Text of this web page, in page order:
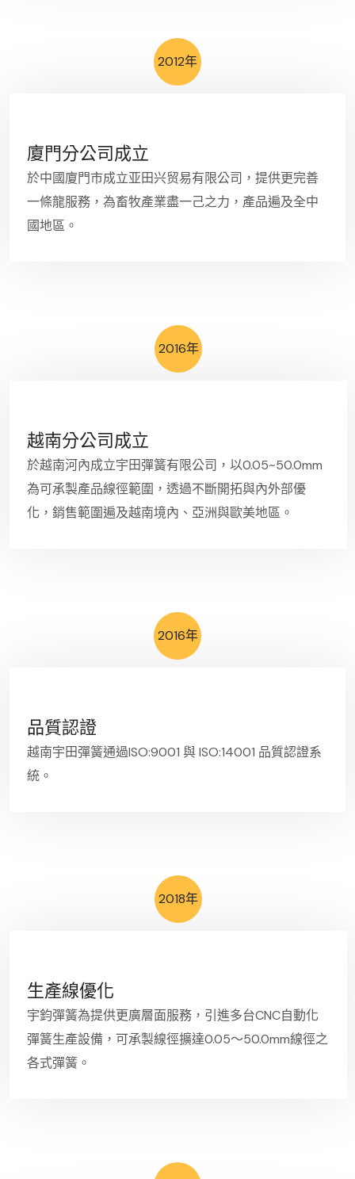
2012年
廈門分公司成立
於中國廈門市成立亚田兴贸易有限公司，提供更完善
一條龍服務，為畜牧產業盡一己之力，產品遍及全中
國地區。
2016年
越南分公司成立
於越南河內成立宇田彈簧有限公司，以0.05~50.0mm
為可承製產品線徑範圍，透過不斷開拓與內外部優
化，銷售範圍遍及越南境內、亞洲與歐美地區。
2016年
品質認證
越南宇田彈簧通過ISO:9001 與 ISO:14001 品質認證系
統。
2018年
生產線優化
宇鈞彈簧為提供更廣層面服務，引進多台CNC自動化
彈簧生產設備，可承製線徑擴達0.05～50.0mm線徑之
各式彈簧。